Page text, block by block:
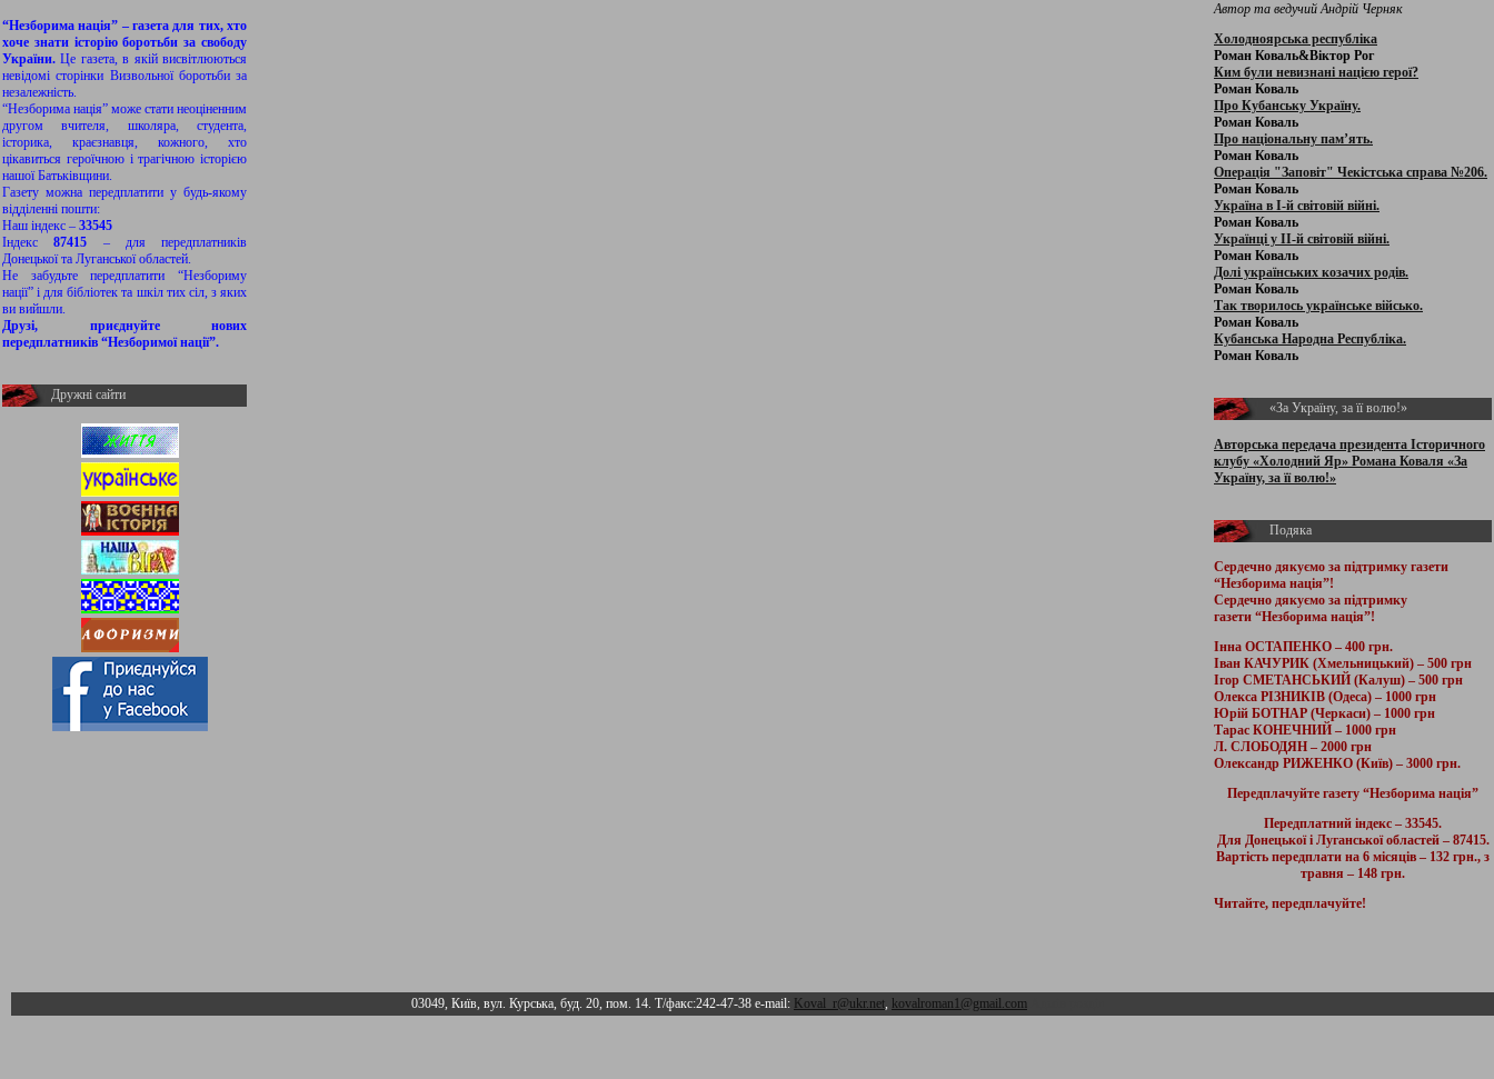
“Незборима нація” – газета для тих, хто
хоче знати історію боротьби за свободу
України.Це газета, в якій висвітлюються
невідомі сторінки Визвольної боротьби за
незалежність.
“Незборима нація” може стати неоціненним
другом вчителя, школяра, студента,
історика, краєзнавця, кожного, хто
цікавиться героїчною і трагічною історією
нашої Батьківщини.
Газету можна передплатити у будь-якому
відділенні пошти:
Наш індекс – 33545
Індекс87415 – для передплатників
Донецької та Луганської областей.
Не забудьте передплатити “Незбориму
нації” і для бібліотек та шкіл тих сіл, з яких
ви вийшли.
Друзі, приєднуйте нових
передплатників “Незборимої нації”.
Дружні сайти
Автор та ведучий Андрій Черняк
Холодноярська республіка
Роман Коваль&Віктор Рог
Ким були невизнані нацією герої?
Роман Коваль
Про Кубанську Україну.
Роман Коваль
Про національну пам’ять.
Роман Коваль
Операція "Заповіт" Чекістська справа №206.
Роман Коваль
Україна в І-й світовій війні.
Роман Коваль
Українці у ІІ-й світовій війні.
Роман Коваль
Долі українських козачих родів.
Роман Коваль
Так творилось українське військо.
Роман Коваль
Кубанська Народна Республіка.
Роман Коваль
«За Україну, за її волю!»
Авторська передача президента Історичного
клубу «Холодний Яр» Романа Коваля «За
Україну, за її волю!»
Подяка
Сердечно дякуємо за підтримку газети
“Незборима нація”!
Сердечно дякуємо за підтримку
газети “Незборима нація”!
Інна ОСТАПЕНКО – 400 грн.
Іван КАЧУРИК (Хмельницький) – 500 грн
Ігор СМЕТАНСЬКИЙ (Калуш) – 500 грн
Олекса РІЗНИКІВ (Одеса) – 1000 грн
Юрій БОТНАР (Черкаси) – 1000 грн
Тарас КОНЕЧНИЙ – 1000 грн
Л. СЛОБОДЯН – 2000 грн
Олександр РИЖЕНКО (Київ) – 3000 грн.
Передплачуйте газету “Незборима нація”
Передплатний індекс – 33545.
Для Донецької і Луганської областей – 87415.
Вартість передплати на 6 місяців – 132 грн., з
травня – 148 грн.
Читайте, передплачуйте!
03049, Київ, вул. Курська, буд. 20, пом. 14. Т/факс:242-47-38 e-mail: Koval_r@ukr.net, kovalroman1@gmail.com